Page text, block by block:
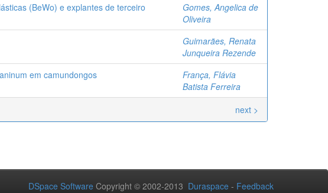
(BeWo) e explantes de terceiro
Gomes, Angelica de
Oliveira
Guimarães, Renata
Junqueira Rezende
em camundongos
França, Flávia
Batista Ferreira
next >
DSpace Software Copyright © 2002-2013 Duraspace - Feedback